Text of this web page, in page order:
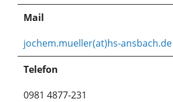
Mail
jochem.mueller(at)hs-ansbach.de
Telefon
0981 4877-231